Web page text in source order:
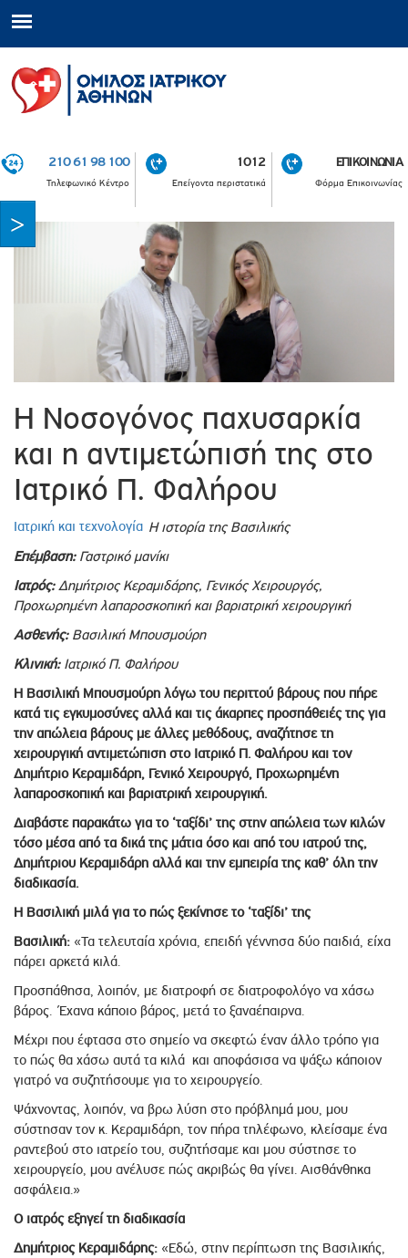
210 61 98 100
Τηλεφωνικό Κέντρο
1012
Επείγοντα περιστατικά
ΕΠΙΚΟΙΝΩΝΙΑ
Φόρμα Επικοινωνίας
Η Νοσογόνος παχυσαρκία
και η αντιμετώπισή της στο
Ιατρικό Π. Φαλήρου
Ιατρική και τεχνολογία H ιστορία της Βασιλικής
Επέμβαση:Γαστρικό μανίκι
Ιατρός:Δημήτριος Κεραμιδάρης, Γενικός Χειρουργός,
Προχωρημένη λαπαροσκοπική και βαριατρική χειρουργική
Ασθενής:Βασιλική Μπουσμούρη
Κλινική:Ιατρικό Π. Φαλήρου
Η Βασιλική Μπουσμούρη λόγω του περιττού βάρους που πήρε
κατά τις εγκυμοσύνες αλλά και τις άκαρπες προσπάθειές της για
την απώλεια βάρους με άλλες μεθόδους, αναζήτησε τη
χειρουργική αντιμετώπιση στο Ιατρικό Π. Φαλήρου και τον
Δημήτριο Κεραμιδάρη, Γενικό Χειρουργό, Προχωρημένη
λαπαροσκοπική και βαριατρική χειρουργική.
Διαβάστε παρακάτω για το ‘ταξίδι’ της στην απώλεια των κιλών
τόσο μέσα από τα δικά της μάτια όσο και από του ιατρού της,
Δημήτριου Κεραμιδάρη αλλά και την εμπειρία της καθ’ όλη την
διαδικασία.
Η Βασιλική μιλά για το πώς ξεκίνησε το ‘ταξίδι’ της
Βασιλική: «Τα τελευταία χρόνια, επειδή γέννησα δύο παιδιά, είχα
πάρει αρκετά κιλά.
Προσπάθησα, λοιπόν, με διατροφή σε διατροφoλόγο να χάσω
βάρος. Έχανα κάποιο βάρος, μετά το ξαναέπαιρνα.
Mέχρι που έφτασα στο σημείο να σκεφτώ έναν άλλο τρόπο για
το πώς θα χάσω αυτά τα κιλά και αποφάσισα να ψάξω κάποιον
γιατρό να συζητήσουμε για το χειρουργείο.
Ψάχνοντας, λοιπόν, να βρω λύση στο πρόβλημά μου, μου
σύστησαν τον κ. Κεραμιδάρη, τον πήρα τηλέφωνο, κλείσαμε ένα
ραντεβού στο ιατρείο του, συζητήσαμε και μου σύστησε το
χειρουργείο, μου ανέλυσε πώς ακριβώς θα γίνει. Αισθάνθηκα
ασφάλεια.»
Ο ιατρός εξηγεί τη διαδικασία
Δημήτριος Κεραμιδάρης: «Εδώ, στην περίπτωση της Βασιλικής,